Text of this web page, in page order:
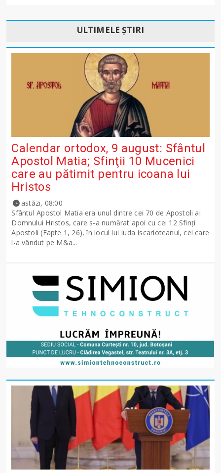
ULTIMELE ȘTIRI
Calendar ortodox, 9 august: Sfântul
Apostol Matia; Sfinţii 10 Mucenici
care au pătimit pentru icoana lui
Hristos
astăzi, 08:00
Sfântul Apostol Matia era unul dintre cei 70 de Apostoli ai
Domnului Hristos, care s-a numărat apoi cu cei 12 Sfinţi
Apostoli (Fapte 1, 26), în locul lui Iuda Iscarioteanul, cel care
l-a vândut pe M&a...